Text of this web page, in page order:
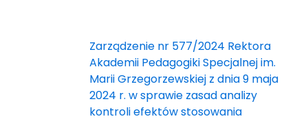
Zarządzenie nr 577/2024 Rektora
Akademii Pedagogiki Specjalnej im.
Marii Grzegorzewskiej z dnia 9 maja
2024 r. w sprawie zasad analizy
kontroli efektów stosowania